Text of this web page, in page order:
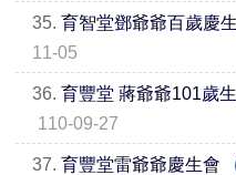
35. 育智堂鄧爺爺百歲慶生
11-05
36. 育豐堂 蔣爺爺101歲
110-09-27
37. 育豐堂雷爺爺慶生會